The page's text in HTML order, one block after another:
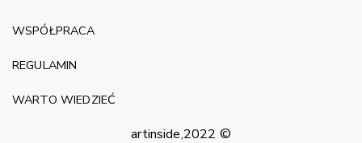
artinside,2022 ©
WSPÓŁPRACA
REGULAMIN
WARTO WIEDZIEĆ